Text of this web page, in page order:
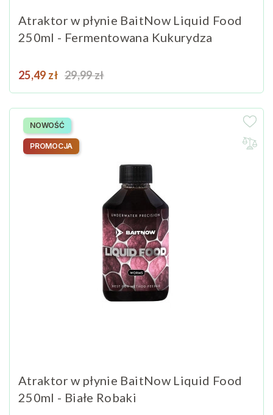
Atraktor w płynie BaitNow Liquid Food
250ml - Fermentowana Kukurydza
Cena
25,49 zł Cena podstawowa
29,99 zł
Atraktor w płynie BaitNow Liquid Food
250ml - Białe Robaki
NOWOŚĆ
PROMOCJA